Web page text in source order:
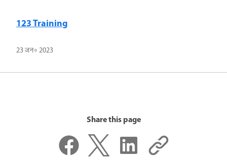
123 Training
23 जन॰ 2023
Share this page